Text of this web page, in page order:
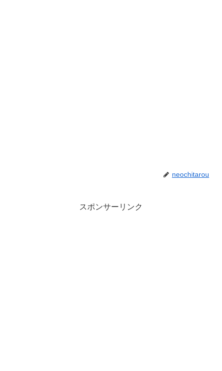
neochitarou
スポンサーリンク